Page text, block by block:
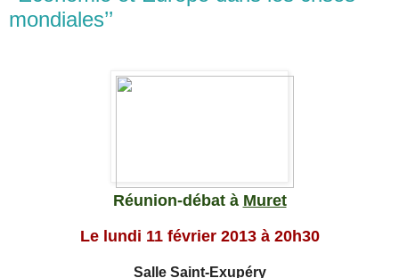
mondiales’’
Réunion-débat à Muret
Le lundi 11 février 2013 à 20h30
Salle Saint-Exupéry